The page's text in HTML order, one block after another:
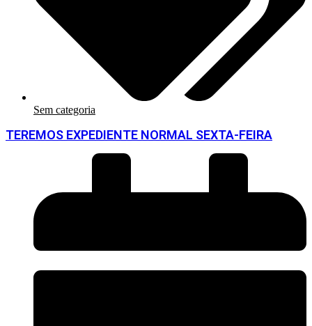
Sem categoria
TEREMOS EXPEDIENTE NORMAL SEXTA-FEIRA